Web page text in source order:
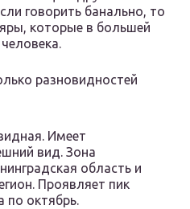
говорить банально, то
которые в большей
разновидностей
Имеет
вид. Зона
область и
Проявляет пик
по октябрь.